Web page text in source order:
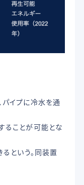
パイプに冷水を通
ることが可能とな
という。同装置